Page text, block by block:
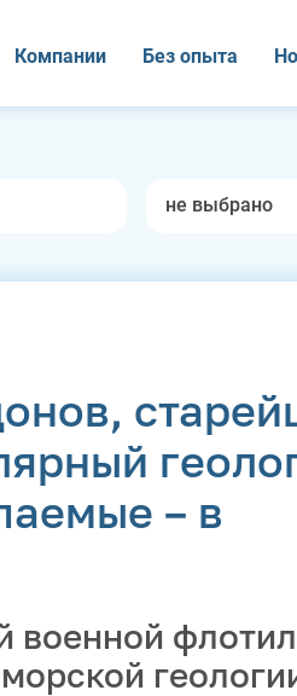
Компании Без опыта
не выбрано
– в
военной